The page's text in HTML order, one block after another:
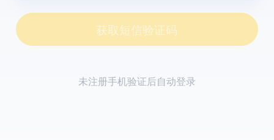
获取短信验证码
未注册手机验证后自动登录